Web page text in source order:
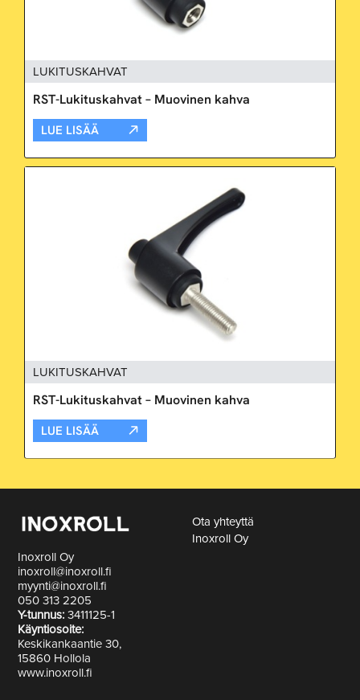
LUKITUSKAHVAT
RST-Lukituskahvat – Muovinen kahva
LUE LISÄÄ
LUKITUSKAHVAT
RST-Lukituskahvat – Muovinen kahva
LUE LISÄÄ
Inoxroll Oy
inoxroll@inoxroll.fi
myynti@inoxroll.fi
050 313 2205
Y-tunnus:3411125-1
Käyntiosoite:
Keskikankaantie 30,
15860 Hollola
www.inoxroll.fi
Ota yhteyttä
Inoxroll Oy